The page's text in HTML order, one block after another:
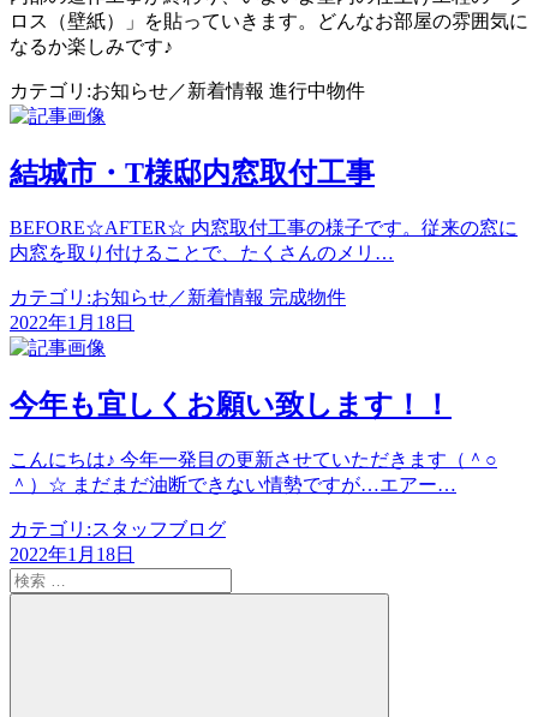
ロス（壁紙）」を貼っていきます。どんなお部屋の雰囲気に
なるか楽しみです♪
カテゴリ:お知らせ／新着情報 進行中物件
投
稿
ビ
ー
シ
ョ
ン
結城市・T様邸内窓取付工事
BEFORE☆AFTER☆ 内窓取付工事の様子です。従来の窓に
内窓を取り付けることで、たくさんのメリ…
カテゴリ:お知らせ／新着情報 完成物件
2022年1月18日
今年も宜しくお願い致します！！
こんにちは♪ 今年一発目の更新させていただきます（＾○
＾）☆ まだまだ油断できない情勢ですが…エアー…
カテゴリ:スタッフブログ
2022年1月18日
検
索: